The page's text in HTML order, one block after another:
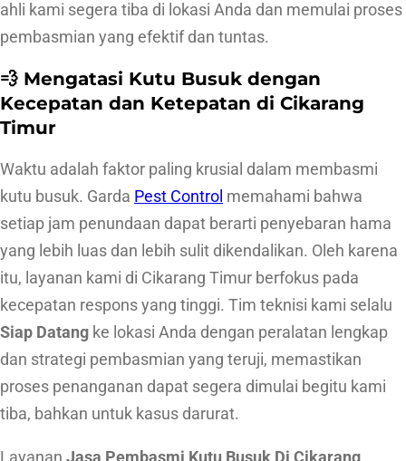
u
k
D
i
C
i
k
a
r
a
n
g
T
ahli kami segera tiba di lokasi Anda dan memulai proses
pembasmian yang efektif dan tuntas.
💨 Mengatasi Kutu Busuk dengan
Kecepatan dan Ketepatan di Cikarang
Timur
Waktu adalah faktor paling krusial dalam membasmi
kutu busuk. Garda Pest Control memahami bahwa
setiap jam penundaan dapat berarti penyebaran hama
yang lebih luas dan lebih sulit dikendalikan. Oleh karena
itu, layanan kami di Cikarang Timur berfokus pada
kecepatan respons yang tinggi. Tim teknisi kami selalu
Siap Datang ke lokasi Anda dengan peralatan lengkap
dan strategi pembasmian yang teruji, memastikan
proses penanganan dapat segera dimulai begitu kami
tiba, bahkan untuk kasus darurat.
Layanan Jasa Pembasmi Kutu Busuk Di Cikarang